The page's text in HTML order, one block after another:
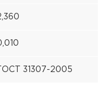
ГОСТ 31307-2005